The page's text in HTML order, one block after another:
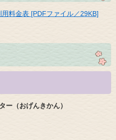
料金表 [PDFファイル／29KB]
ー（おげんきかん）